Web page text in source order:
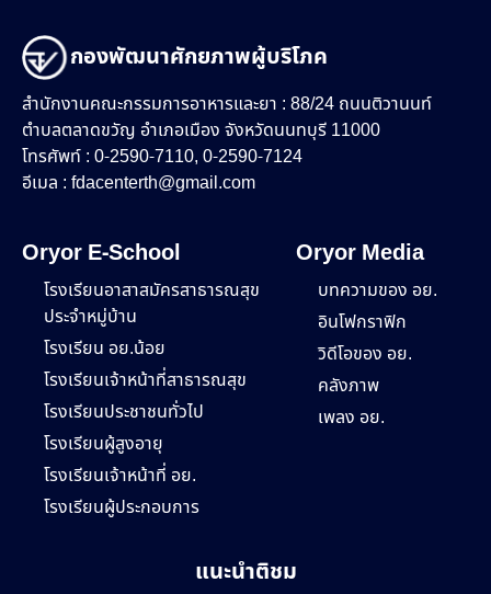
กองพัฒนาศักยภาพผู้บริโภค
สำนักงานคณะกรรมการอาหารและยา : 88/24 ถนนติวานนท์
ตำบลตลาดขวัญ อำเภอเมือง จังหวัดนนทบุรี 11000
โทรศัพท์ : 0-2590-7110, 0-2590-7124
อีเมล : fdacenterth@gmail.com
Oryor E-School
โรงเรียนอาสาสมัครสาธารณสุข
ประจำหมู่บ้าน
โรงเรียน อย.น้อย
โรงเรียนเจ้าหน้าที่สาธารณสุข
โรงเรียนประชาชนทั่วไป
โรงเรียนผู้สูงอายุ
โรงเรียนเจ้าหน้าที่ อย.
โรงเรียนผู้ประกอบการ
Oryor Media
บทความของ อย.
อินโฟกราฟิก
วิดีโอของ อย.
คลังภาพ
เพลง อย.
แนะนำติชม